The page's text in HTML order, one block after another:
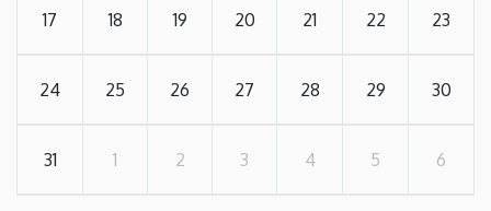
17 18 19 20 21 22 23
24 25 26 27 28 29 30
31 1 2 3 4 5 6